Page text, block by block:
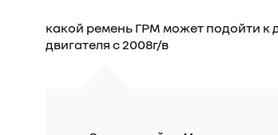
какой ремень ГРМ может подойти к
двигателя с 2008г/в